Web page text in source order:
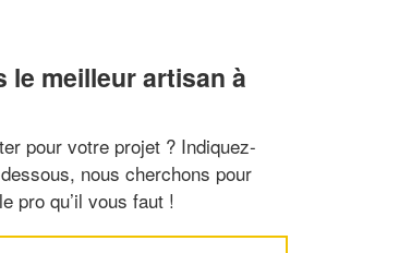
meilleur artisan à
pour votre projet ? Indiquez-
nous cherchons pour
pro qu’il vous faut !